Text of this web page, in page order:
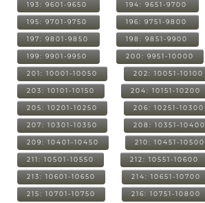
193: 9601-9650 194: 9651-9700
195: 9701-9750 196: 9751-9800
197: 9801-9850 198: 9851-9900
199: 9901-9950 200: 9951-10000
201: 10001-10050 202: 10051-10100
203: 10101-10150 204: 10151-10200
205: 10201-10250 206: 10251-10300
207: 10301-10350 208: 10351-10400
209: 10401-10450 210: 10451-10500
211: 10501-10550 212: 10551-10600
213: 10601-10650 214: 10651-10700
215: 10701-10750 216: 10751-10800